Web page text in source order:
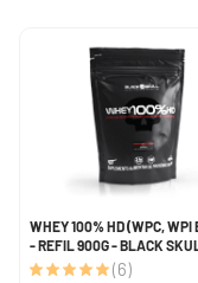
WHEY 100% HD (WPC, WPI
- REFIL 900G - BLACK
(6)